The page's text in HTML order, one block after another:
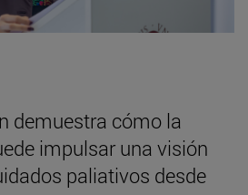
demuestra cómo la
impulsar una visión
paliativos desde